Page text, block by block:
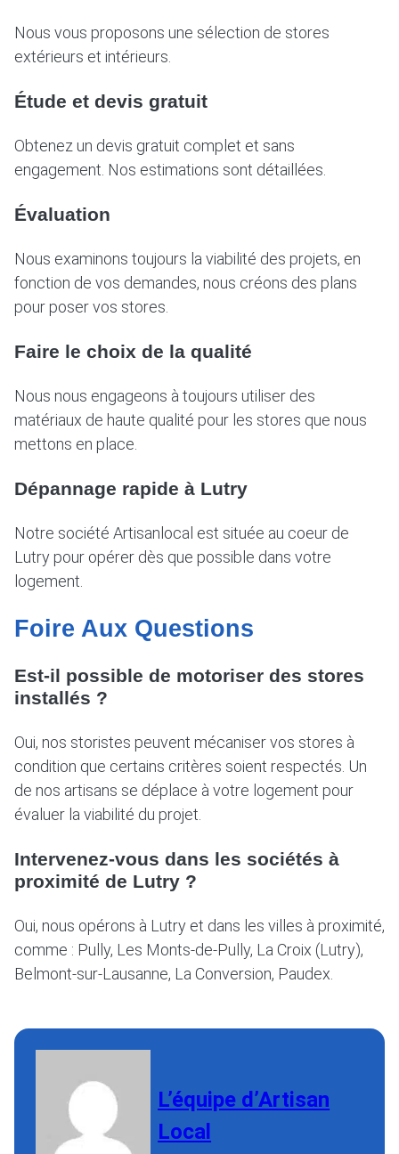
Nous vous proposons une sélection de stores
extérieurs et intérieurs.
Étude et devis gratuit
Obtenez un devis gratuit complet et sans
engagement. Nos estimations sont détaillées.
Évaluation
Nous examinons toujours la viabilité des projets, en
fonction de vos demandes, nous créons des plans
pour poser vos stores.
Faire le choix de la qualité
Nous nous engageons à toujours utiliser des
matériaux de haute qualité pour les stores que nous
mettons en place.
Dépannage rapide à Lutry
Notre société Artisanlocal est située au coeur de
Lutry pour opérer dès que possible dans votre
logement.
Foire Aux Questions
Est-il possible de motoriser des stores
installés ?
Oui, nos storistes peuvent mécaniser vos stores à
condition que certains critères soient respectés. Un
de nos artisans se déplace à votre logement pour
évaluer la viabilité du projet.
Intervenez-vous dans les sociétés à
proximité de Lutry ?
Oui, nous opérons à Lutry et dans les villes à proximité,
comme : Pully, Les Monts-de-Pully, La Croix (Lutry),
Belmont-sur-Lausanne, La Conversion, Paudex.
L’équipe d’Artisan
Local